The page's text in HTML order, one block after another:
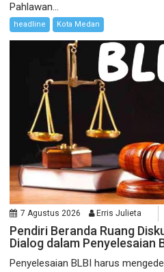
Pahlawan...
headline Kota Medan
7 Agustus 2026 Erris Julieta
Pendiri Beranda Ruang
Dialog dalam Penyelesaian
Penyelesaian BLBI harus